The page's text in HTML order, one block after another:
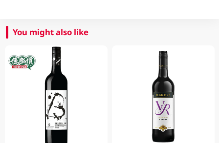
You might also like